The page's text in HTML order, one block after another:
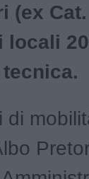
(ex
locali
tecnica.
di